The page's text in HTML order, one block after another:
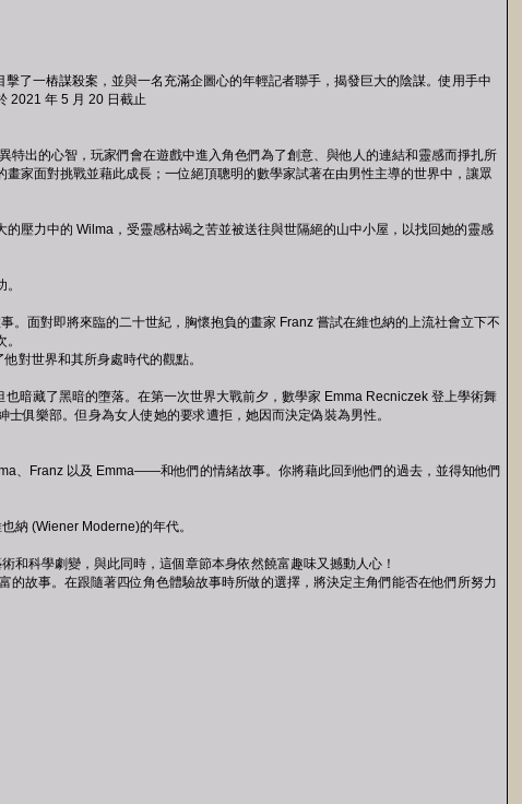
了一樁謀殺案，並與一名充滿企圖心的年輕記者聯手，揭發巨大的陰謀。使用手中
2021 年 5 月 20 日截止
特出的心智，玩家們會在遊戲中進入角色們為了創意、與他人的連結和靈感而掙扎所
家面對挑戰並藉此成長；一位絕頂聰明的數學家試著在由男性主導的世界中，讓眾
壓力中的 Wilma，受靈感枯竭之苦並被送往與世隔絕的山中小屋，以找回她的靈感
。面對即將來臨的二十世紀，胸懷抱負的畫家 Franz 嘗試在維也納的上流社會立下不
對世界和其所身處時代的觀點。
暗藏了黑暗的墮落。在第一次世界大戰前夕，數學家 Emma Recniczek 登上學術舞
俱樂部。但身為女人使她的要求遭拒，她因而決定偽裝為男性。
、Franz 以及 Emma——和他們的情緒故事。你將藉此回到他們的過去，並得知他們
納 (Wiener Moderne)的年代。
科學劇變，與此同時，這個章節本身依然饒富趣味又撼動人心！
故事。在跟隨著四位角色體驗故事時所做的選擇，將決定主角們能否在他們所努力